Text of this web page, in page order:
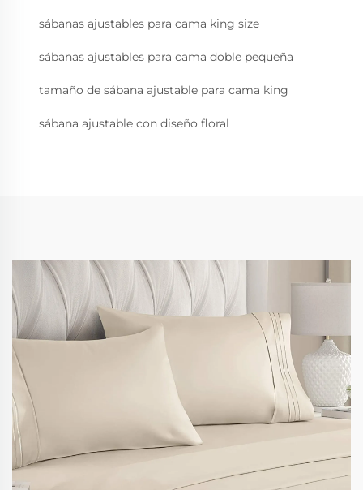
sábanas ajustables para cama king size
sábanas ajustables para cama doble pequeña
tamaño de sábana ajustable para cama king
sábana ajustable con diseño floral